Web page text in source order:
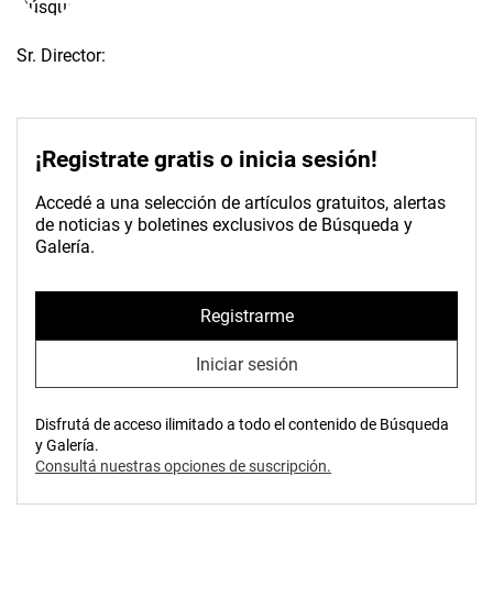
Sr. Director:
¡Registrate gratis o inicia sesión!
Accedé a una selección de artículos gratuitos, alertas
de noticias y boletines exclusivos de Búsqueda y
Galería.
Registrarme
Iniciar sesión
Disfrutá de acceso ilimitado a todo el contenido de Búsqueda
y Galería.
Consultá nuestras opciones de suscripción.